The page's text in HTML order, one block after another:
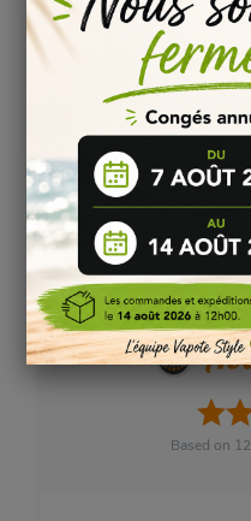
Pas de
AVIS
Based on 12